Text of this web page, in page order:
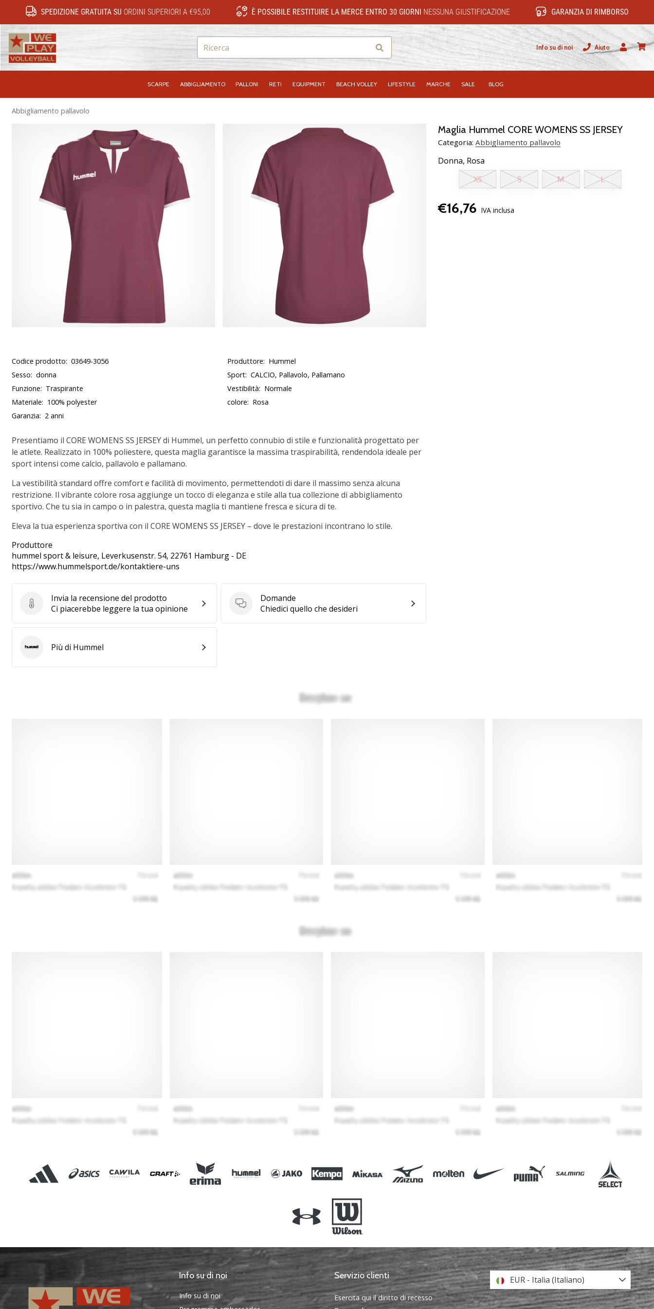
SPEDIZIONE GRATUITA SU ORDINI SUPERIORI A €95,00 È POSSIBILE RESTITUIRE LA MERCE ENTRO 30 GIORNI NESSUNA GIUSTIFICAZIONE GARANZIA DI RIMBORSO
Ricerca Info su di noi
Aiuto
Utente
SCARPE ABBIGLIAMENTO PALLONI RETI EQUIPMENT BEACH VOLLEY LIFESTYLE MARCHE SALE BLOG
Abbigliamento pallavolo
Maglia Hummel CORE WOMENS SS JERSEY
Categoria: Abbigliamento pallavolo
Donna, Rosa
XS
S M L
€16,76 IVA inclusa
Codice prodotto: 03649-3056 Produttore: Hummel
Sesso: donna Sport: CALCIO, Pallavolo, Pallamano
Funzione: Traspirante Vestibilità: Normale
Materiale: 100% polyester colore: Rosa
Garanzia: 2 anni
Presentiamo il CORE WOMENS SS JERSEYdi Hummel, un perfetto connubio di stile e funzionalità progettato per
le atlete. Realizzato in 100% poliestere, questa maglia garantisce la massima traspirabilità, rendendola ideale per
sport intensi come calcio, pallavolo e pallamano.
La vestibilità standard offre comfort e facilità di movimento, permettendoti di dare il massimo senza alcuna
restrizione. Il vibrante colore rosa aggiunge un tocco di eleganza e stile alla tua collezione di abbigliamento
sportivo. Che tu sia in campo o in palestra, questa maglia ti mantiene fresca e sicura di te.
Eleva la tua esperienza sportiva con il CORE WOMENS SS JERSEY – dove le prestazioni incontrano lo stile.
Produttore
hummel sport & leisure, Leverkusenstr. 54, 22761 Hamburg - DE
https://www.hummelsport.de/kontaktiere-uns
Invia la recensione del prodotto
Invia la recensione del prodotto
Ci piacerebbe leggere la tua opinione
Domande
Domande
Chiedici quello che desideri
HummelPiù di Hummel
Info su di noi
Info su di noi
Servizio clienti
Esercita qui il diritto di recesso
EUR - Italia (Italiano)